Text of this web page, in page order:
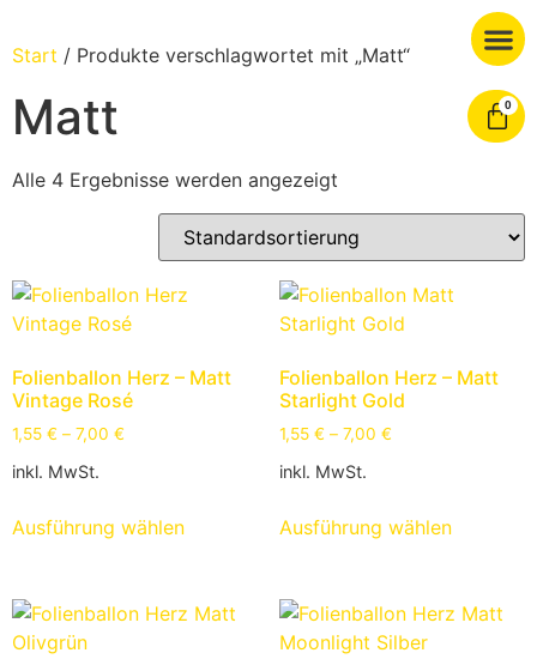
0
Start / Produkte verschlagwortet mit „Matt“
Matt
Alle 4 Ergebnisse werden angezeigt
Folienballon Herz – Matt
Vintage Rosé
1,55 € – 7,00 €
inkl. MwSt.
Ausführung wählen
Folienballon Herz – Matt
Starlight Gold
1,55 € – 7,00 €
inkl. MwSt.
Ausführung wählen